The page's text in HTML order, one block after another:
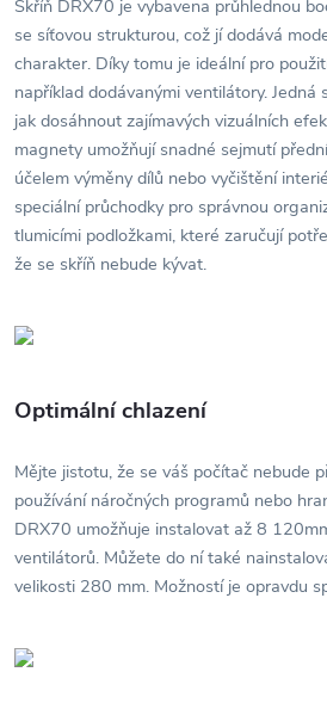
Skříň DRX70 je vybavena průhlednou
se síťovou strukturou, což jí dodává
charakter. Díky tomu je ideální pro
například dodávanými ventilátory. Jedná
jak dosáhnout zajímavých vizuálních
magnety umožňují snadné sejmutí
účelem výměny dílů nebo vyčištění
speciální průchodky pro správnou
tlumicími podložkami, které zaručují
že se skříň nebude kývat.
Optimální chlazení
Mějte jistotu, že se váš počítač nebude
používání náročných programů nebo
DRX70 umožňuje instalovat až 8
ventilátorů. Můžete do ní také
velikosti 280 mm. Možností je opravdu